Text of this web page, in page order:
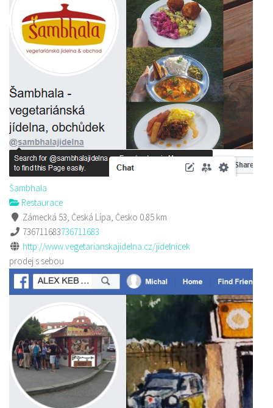
Šambhala
Restaurace
Zámecká 53, Česká Lípa, Česko 0.85 km
736711683736711683
http://www.vegetarianskajidelna.cz/jidelnicek
prodej s sebou